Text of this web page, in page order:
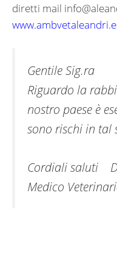
diretti mail
Gentile Sig.ra
Riguardo la
nostro paese è
sono rischi in tal
Cordiali saluti
Medico